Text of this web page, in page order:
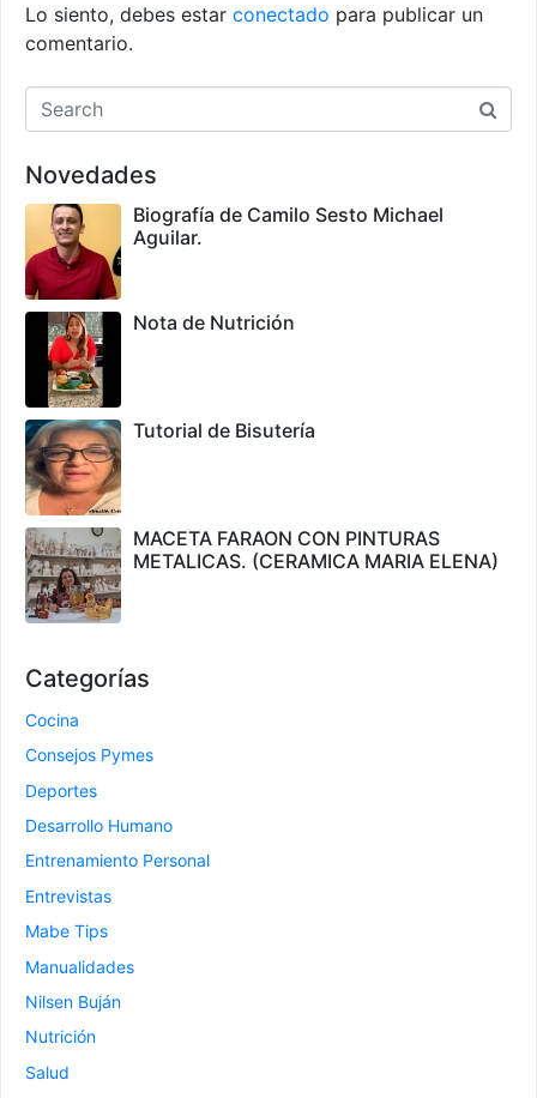
Lo siento, debes estar conectado para publicar un
comentario.
Novedades
Biografía de Camilo Sesto Michael
Aguilar.
Nota de Nutrición
Tutorial de Bisutería
MACETA FARAON CON PINTURAS
METALICAS. (CERAMICA MARIA ELENA)
Categorías
Cocina
Consejos Pymes
Deportes
Desarrollo Humano
Entrenamiento Personal
Entrevistas
Mabe Tips
Manualidades
Nilsen Buján
Nutrición
Salud